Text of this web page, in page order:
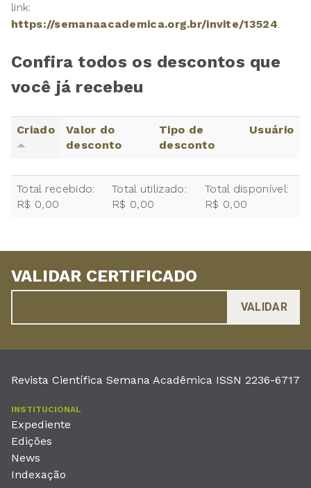
link:
https://semanaacademica.org.br/invite/13524.
Confira todos os descontos que
você já recebeu
Criado
Valor do
desconto
Tipo de
desconto
Usuário
Total recebido:
R$ 0,00
Total utilizado:
R$ 0,00
Total disponível:
R$ 0,00
VALIDAR CERTIFICADO
Revista Científica Semana Acadêmica ISSN 2236-6717
INSTITUCIONAL
Expediente
Edições
News
Indexação